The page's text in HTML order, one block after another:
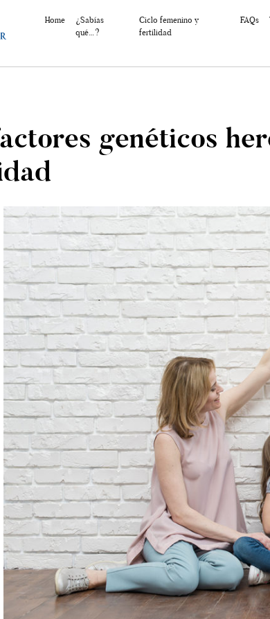
Home
¿Sabías
qué…?
Ciclo femenino y
fertilidad
FAQs
genéticos